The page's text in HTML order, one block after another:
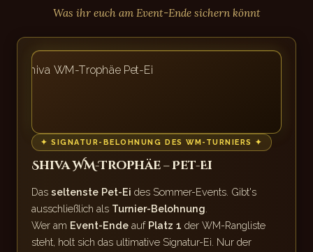
Was ihr euch am Event-Ende sichern könnt
✦ SIGNATUR-BELOHNUNG DES WM-TURNIERS ✦
Shiva WM-Trophäe – Pet-Ei
Das seltenste Pet-Ei des Sommer-Events. Gibt's
ausschließlich als Turnier-Belohnung
Wer am Event-Ende auf Platz 1 der WM-Rangliste
steht, holt sich das ultimative Signatur-Ei. Nur der